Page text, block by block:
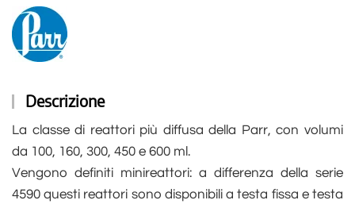
Descrizione
La classe di reattori più diffusa della Parr, con volumi
da 100, 160, 300, 450 e 600 ml.
Vengono definiti minireattori: a differenza della serie
4590 questi reattori sono disponibili a testa fissa e testa